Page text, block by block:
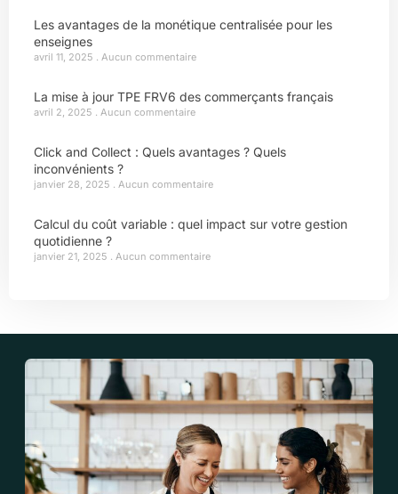
Les avantages de la monétique centralisée pour les
enseignes
avril 11, 2025 Aucun commentaire
La mise à jour TPE FRV6 des commerçants français
avril 2, 2025 Aucun commentaire
Click and Collect : Quels avantages ? Quels
inconvénients ?
janvier 28, 2025 Aucun commentaire
Calcul du coût variable : quel impact sur votre gestion
quotidienne ?
janvier 21, 2025 Aucun commentaire